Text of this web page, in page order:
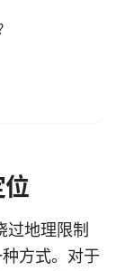
过地理限制
方式。对于